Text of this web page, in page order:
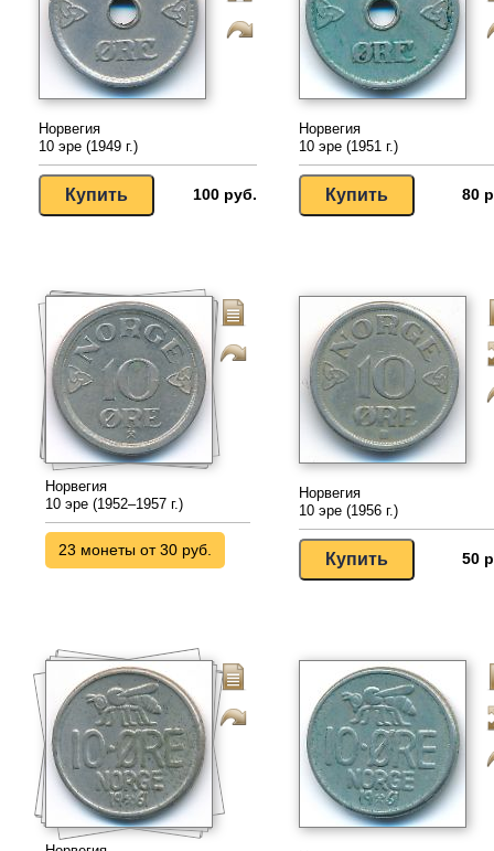
Норвегия
10 эре (1949 г.)
100 руб.
Норвегия
10 эре (1951 г.)
80
Норвегия
10 эре (1952–1957 г.)
23 монеты от 30 руб.
Норвегия
10 эре (1956 г.)
50